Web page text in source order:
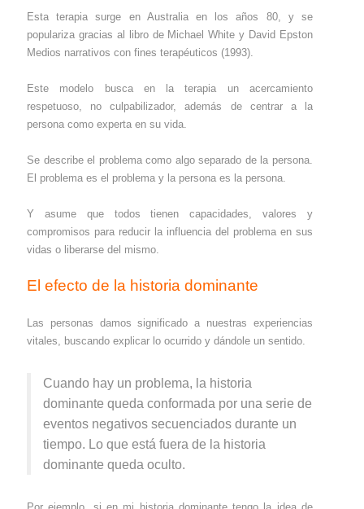
Esta terapia surge en Australia en los años 80, y se
populariza gracias al libro de Michael White y David Epston
Medios narrativos con fines terapéuticos (1993).
Este modelo busca en la terapia un acercamiento
respetuoso, no culpabilizador, además de centrar a la
persona como experta en su vida.
Se describe el problema como algo separado de la persona.
El problema es el problema y la persona es la persona.
Y asume que todos tienen capacidades, valores y
compromisos para reducir la influencia del problema en sus
vidas o liberarse del mismo.
El efecto de la historia dominante
Las personas damos significado a nuestras experiencias
vitales, buscando explicar lo ocurrido y dándole un sentido.
Cuando hay un problema, la historia
dominante queda conformada por una serie de
eventos negativos secuenciados durante un
tiempo. Lo que está fuera de la historia
dominante queda oculto.